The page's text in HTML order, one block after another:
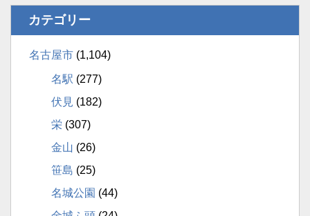
カテゴリー
名古屋市 (1,104)
名駅 (277)
伏見 (182)
栄 (307)
金山 (26)
笹島 (25)
名城公園 (44)